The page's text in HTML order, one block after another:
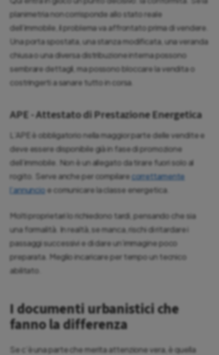
planimetria non corrisponde allo stato reale
dell’immobile, il problema va affrontato prima di vendere.
Una porta spostata, una stanza modificata, una veranda
chiusa o una diversa distribuzione interna possono
sembrare dettagli, ma possono bloccare la vendita o
costringerti a sanare tutto in corsa.
APE - Attestato di Prestazione Energetica
L’APE è obbligatorio nella maggior parte delle vendite e
deve essere disponibile già in fase di promozione
dell’immobile. Non è un allegato da tirare fuori solo al
rogito. Serve anche per compilarecorrettamente
l’annuncioe comunicare la classe energetica.
Molti proprietari lo richiedono tardi, pensando che sia
una formalità. In realtà, se manca, rischi di ritardare i
passaggi successivi e di dare un’immagine poco
preparata. Meglio incaricare per tempo un tecnico
abilitato.
I documenti urbanistici che
fanno la differenza
Se c’è una parte che merita attenzione vera, è quella